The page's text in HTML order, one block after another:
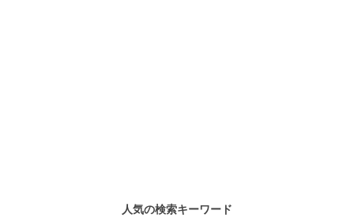
人気の検索キーワード